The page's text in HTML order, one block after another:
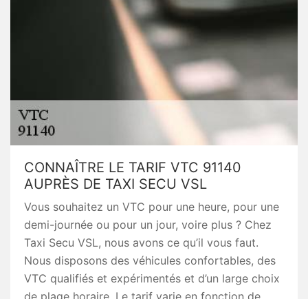
CONNAÎTRE LE TARIF VTC 91140
AUPRÈS DE TAXI SECU VSL
Vous souhaitez un VTC pour une heure, pour une
demi-journée ou pour un jour, voire plus ? Chez
Taxi Secu VSL, nous avons ce qu’il vous faut.
Nous disposons des véhicules confortables, des
VTC qualifiés et expérimentés et d’un large choix
de plage horaire. Le tarif varie en fonction de